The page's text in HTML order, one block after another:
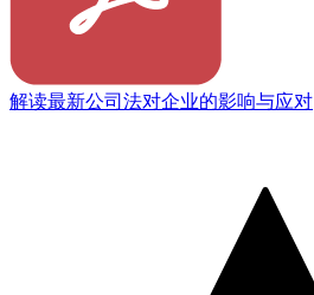
解读最新公司法对企业的影响与应对